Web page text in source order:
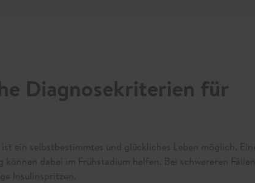
Diagnosekriterien für
ein selbstbestimmtes und glückliches Leben möglich.
dabei im Frühstadium helfen. Bei schwereren Fällen
Insulinspritzen.